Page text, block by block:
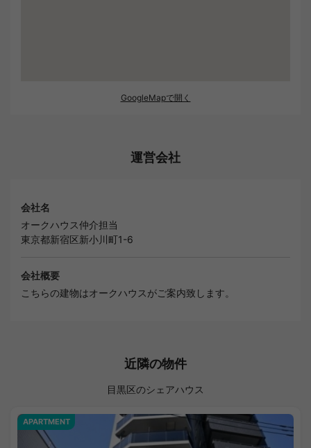
GoogleMapで開く
運営会社
会社名
オークハウス仲介担当
東京都新宿区新小川町1-6
会社概要
こちらの建物はオークハウスがご案内致します。
近隣の物件
目黒区のシェアハウス
APARTMENT